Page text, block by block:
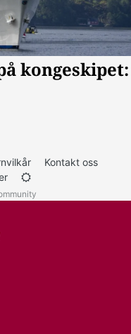
Kontakt oss